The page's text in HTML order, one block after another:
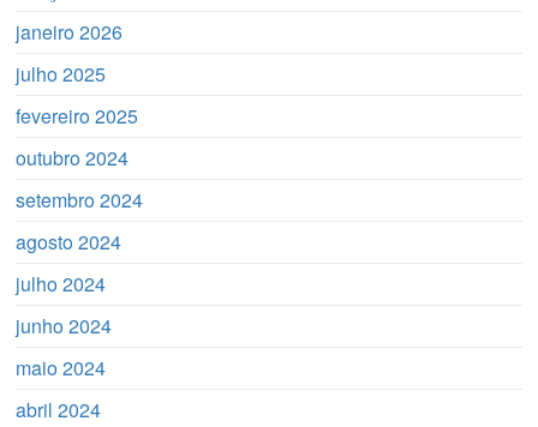
janeiro 2026
julho 2025
fevereiro 2025
outubro 2024
setembro 2024
agosto 2024
julho 2024
junho 2024
maio 2024
abril 2024